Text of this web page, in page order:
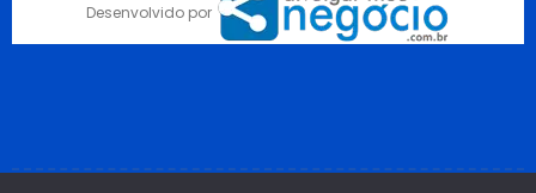
Desenvolvido por